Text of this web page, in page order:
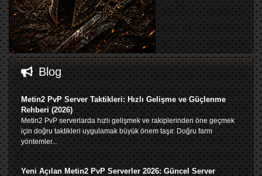
Blog
Metin2 PvP Server Taktikleri: Hızlı Gelişme ve Güçlenme
Rehberi (2026)
Metin2 PvP serverlarda hızlı gelişmek ve rakiplerinden öne geçmek
için doğru taktikleri uygulamak büyük önem taşır. Doğru farm
yöntemler...
Yeni Açılan Metin2 PvP Serverler 2026: Güncel Server